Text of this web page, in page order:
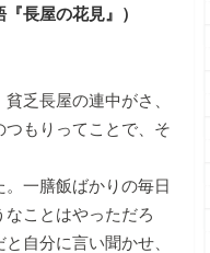
長屋の花見』）
乏長屋の連中がさ、
もりってことで、そ
一膳飯ばかりの毎日
ことはやっただろ
自分に言い聞かせ、